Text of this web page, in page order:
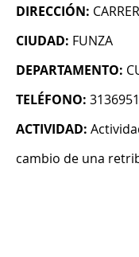
DIRECCIÓN:
CIUDAD: FUNZA
DEPARTAMENTO:
TELÉFONO:
ACTIVIDAD:
cambio de una